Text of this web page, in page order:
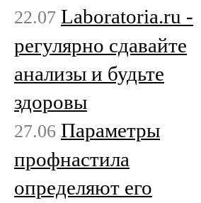
22.07 Laboratoria.ru -
регулярно сдавайте
анализы и будьте
здоровы
27.06 Параметры
профнастила
определяют его